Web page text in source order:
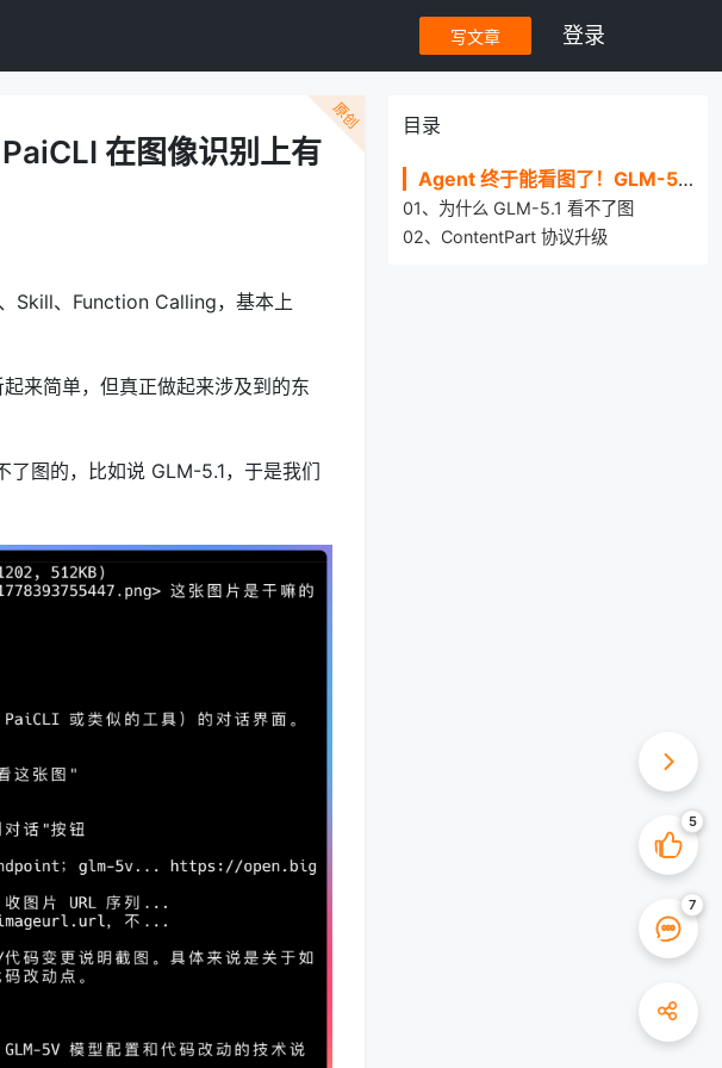
写文章 登录
原创
在图像识别上有
Skill、Function Calling，基本上
来简单，但真正做起来涉及到的东
图的，比如说 GLM-5.1，于是我们
目录
Agent 终于能看图了！GLM-5V 让 PaiCLI 在图像识别上有了一双眼睛。
01、为什么 GLM-5.1 看不了图
02、ContentPart 协议升级